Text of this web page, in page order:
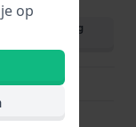
handleiding
op